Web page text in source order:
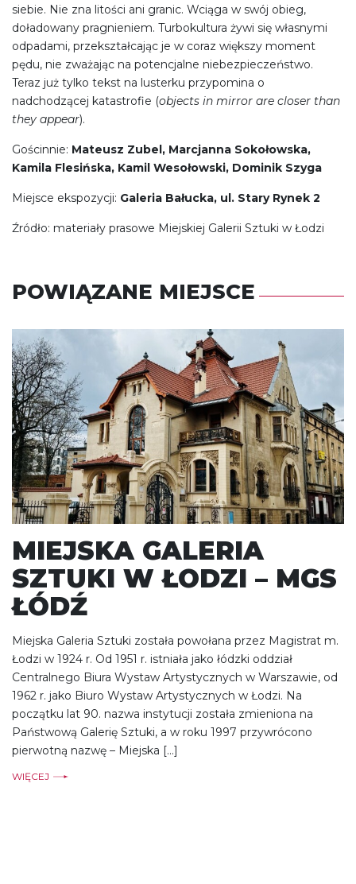
siebie. Nie zna litości ani granic. Wciąga w swój obieg,
doładowany pragnieniem. Turbokultura żywi się własnymi
odpadami, przekształcając je w coraz większy moment
pędu, nie zważając na potencjalne niebezpieczeństwo.
Teraz już tylko tekst na lusterku przypomina o
nadchodzącej katastrofie (objects in mirror are closer than
they appear).
Gościnnie: Mateusz Zubel, Marcjanna Sokołowska,
Kamila Flesińska, Kamil Wesołowski, Dominik Szyga
Miejsce ekspozycji: Galeria Bałucka, ul. Stary Rynek 2
Źródło: materiały prasowe Miejskiej Galerii Sztuki w Łodzi
POWIĄZANE MIEJSCE
MIEJSKA GALERIA
SZTUKI W ŁODZI – MGS
ŁÓDŹ
Miejska Galeria Sztuki została powołana przez Magistrat m.
Łodzi w 1924 r. Od 1951 r. istniała jako łódzki oddział
Centralnego Biura Wystaw Artystycznych w Warszawie, od
1962 r. jako Biuro Wystaw Artystycznych w Łodzi. Na
początku lat 90. nazwa instytucji została zmieniona na
Państwową Galerię Sztuki, a w roku 1997 przywrócono
pierwotną nazwę – Miejska […]
WIĘCEJ